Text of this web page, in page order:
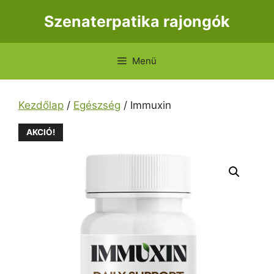
Szenaterpatika rajongók
Menü
Kezdőlap / Egészség / Immuxin
AKCIÓ!